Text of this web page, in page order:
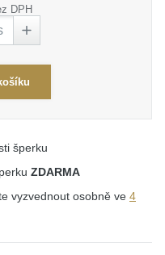
DPH
šperku
ZDARMA
vyzvednout osobně ve 4